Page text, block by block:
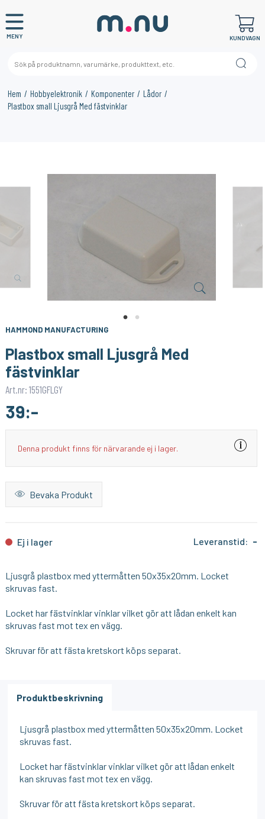
MENY KUNDVAGN
Hem Hobbyelektronik Komponenter
Lådor
Plastbox small Ljusgrå Med fästvinklar
159:- KÖP
HAMMOND MANUFACTURING
Plastbox small Ljusgrå Med
fästvinklar
Art.nr: 1551GFLGY
39:-
Denna produkt finns för närvarande ej i lager.
Bevaka Produkt
Ej i lager Leveranstid: -
Ljusgrå plastbox med yttermåtten 50x35x20mm. Locket
skruvas fast.
Locket har fästvinklar vinklar vilket gör att lådan enkelt kan
skruvas fast mot tex en vägg.
Skruvar för att fästa kretskort köps separat.
Produktbeskrivning
Ljusgrå plastbox med yttermåtten 50x35x20mm. Locket
skruvas fast.
Locket har fästvinklar vinklar vilket gör att lådan enkelt
kan skruvas fast mot tex en vägg.
Skruvar för att fästa kretskort köps separat.